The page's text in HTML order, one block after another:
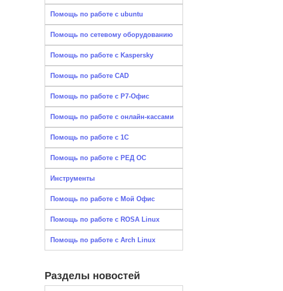
Помощь по работе с ubuntu
Помощь по сетевому оборудованию
Помощь по работе с Kaspersky
Помощь по работе CAD
Помощь по работе с Р7-Офис
Помощь по работе с онлайн-кассами
Помощь по работе с 1С
Помощь по работе с РЕД ОС
Инструменты
Помощь по работе с Мой Офис
Помощь по работе с ROSA Linux
Помощь по работе с Arch Linux
Разделы новостей